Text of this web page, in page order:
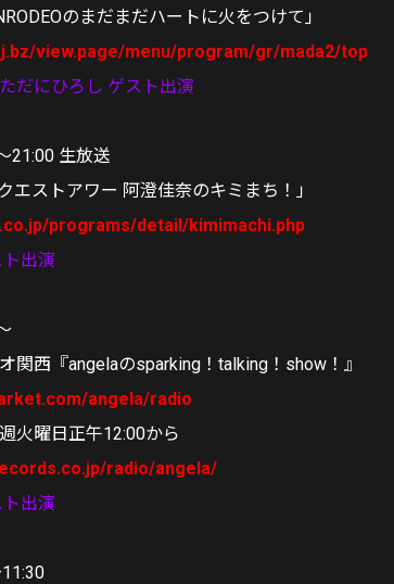
のまだまだハートに火をつけて」
view.page/menu/program/gr/mada2/top
だにひろし ゲスト出演
21:00 生放送
エストアワー 阿澄佳奈のキミまち！」
programs/detail/kimimachi.php
出演
関西『angelaのsparking！talking！show！』
angela/radio
火曜日正午12:00から
radio/angela/
出演